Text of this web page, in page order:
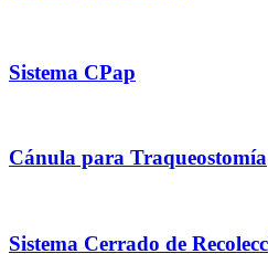
Sistema CPap
Cánula para Traqueostomía
Sistema Cerrado de